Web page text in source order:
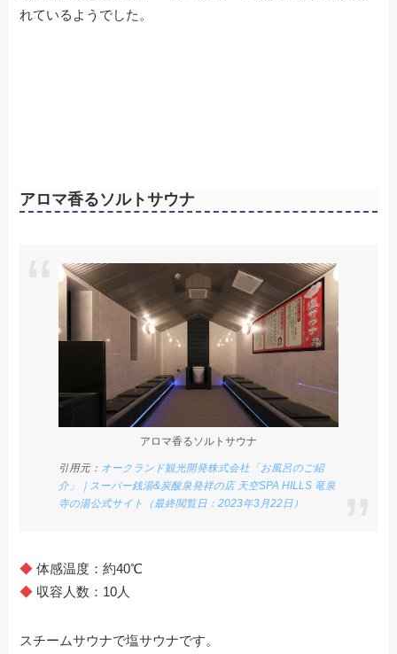
れているようでした。
アロマ香るソルトサウナ
アロマ香るソルトサウナ
引用元： オークランド観光開発株式会社「お風呂のご紹
介」｜スーパー銭湯&炭酸泉発祥の店 天空SPA HILLS 竜泉
寺の湯公式サイト（最終閲覧日：2023年3月22日）
◆ 体感温度：約40℃
◆ 収容人数：10人
スチームサウナで塩サウナです。